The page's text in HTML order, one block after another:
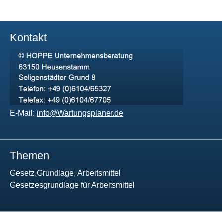
Kontakt
E-Mail: info@Wartungsplaner.de
Themen
Gesetz,Grundlage, Arbeitsmittel
Gesetzesgrundlage für Arbeitsmittel